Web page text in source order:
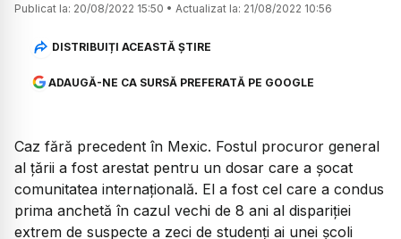
Publicat la: 20/08/2022 15:50 • Actualizat la: 21/08/2022 10:56
DISTRIBUIȚI ACEASTĂ ȘTIRE
ADAUGĂ-NE CA SURSĂ PREFERATĂ PE GOOGLE
Caz fără precedent în Mexic. Fostul procuror general
al țării a fost arestat pentru un dosar care a șocat
comunitatea internațională. El a fost cel care a condus
prima anchetă în cazul vechi de 8 ani al dispariției
extrem de suspecte a zeci de studenți ai unei școli